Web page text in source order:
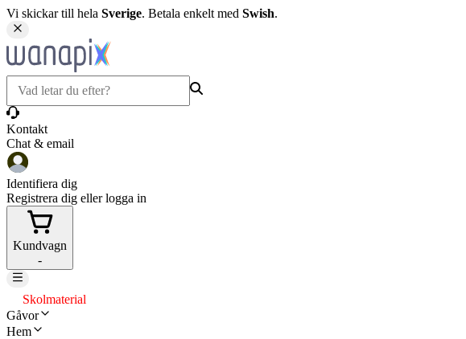
Vi skickar till hela Sverige. Betala enkelt med Swish.
Kontakt
Chat & email
Identifiera dig
Registrera dig eller logga in
Kundvagn
-
Skolmaterial
Gåvor
Hem